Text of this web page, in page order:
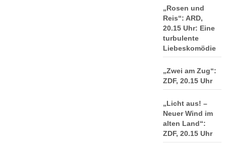
„Rosen und
Reis“: ARD,
20.15 Uhr: Eine
turbulente
Liebeskomödie
„Zwei am Zug“:
ZDF, 20.15 Uhr
„Licht aus! –
Neuer Wind im
alten Land“:
ZDF, 20.15 Uhr